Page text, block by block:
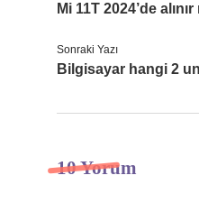
Mi 11T 2024’de alınır
Sonraki Yazı
Bilgisayar hangi 2
10 Yorum